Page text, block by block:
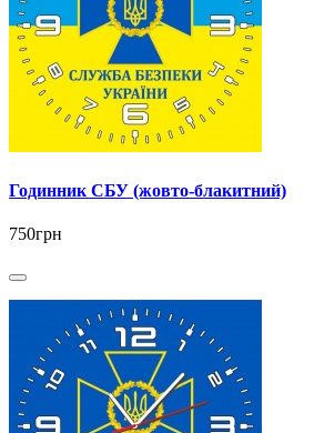
Годинник СБУ (жовто-блакитний)
750грн